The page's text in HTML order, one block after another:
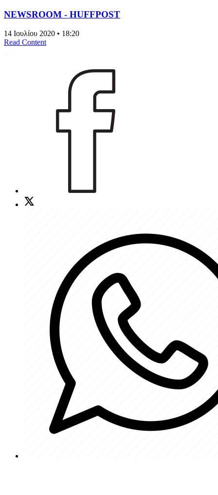
NEWSROOM - HUFFPOST
14 Ιουλίου 2020 • 18:20
Read Content